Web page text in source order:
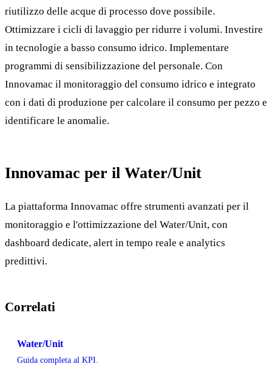
riutilizzo delle acque di processo dove possibile.
Ottimizzare i cicli di lavaggio per ridurre i volumi. Investire
in tecnologie a basso consumo idrico. Implementare
programmi di sensibilizzazione del personale. Con
Innovamac il monitoraggio del consumo idrico e integrato
con i dati di produzione per calcolare il consumo per pezzo e
identificare le anomalie.
Innovamac per il Water/Unit
La piattaforma Innovamac offre strumenti avanzati per il
monitoraggio e l'ottimizzazione del Water/Unit, con
dashboard dedicate, alert in tempo reale e analytics
predittivi.
Correlati
Water/Unit
Guida completa al KPI.